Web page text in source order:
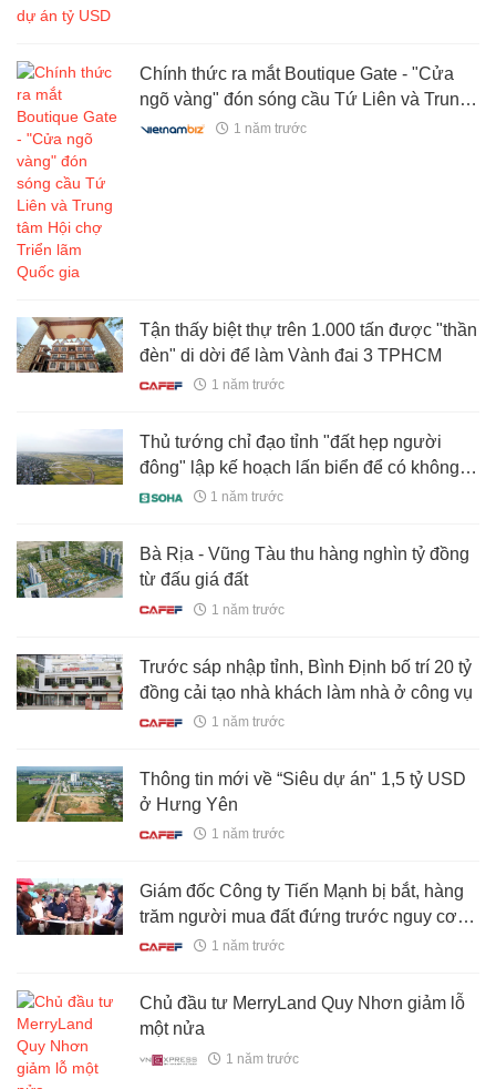
Chính thức ra mắt Boutique Gate - "Cửa
ngõ vàng" đón sóng cầu Tứ Liên và Trung
tâm Hội chợ Triển lãm Quốc gia
1 năm trước
Tận thấy biệt thự trên 1.000 tấn được "thần
đèn" di dời để làm Vành đai 3 TPHCM
1 năm trước
Thủ tướng chỉ đạo tỉnh "đất hẹp người
đông" lập kế hoạch lấn biển để có không
gian phát triển
1 năm trước
Bà Rịa - Vũng Tàu thu hàng nghìn tỷ đồng
từ đấu giá đất
1 năm trước
Trước sáp nhập tỉnh, Bình Định bố trí 20 tỷ
đồng cải tạo nhà khách làm nhà ở công vụ
1 năm trước
Thông tin mới về “Siêu dự án" 1,5 tỷ USD
ở Hưng Yên
1 năm trước
Giám đốc Công ty Tiến Mạnh bị bắt, hàng
trăm người mua đất đứng trước nguy cơ
mất trắng1 năm trước
Chủ đầu tư MerryLand Quy Nhơn giảm lỗ
một nửa
1 năm trước